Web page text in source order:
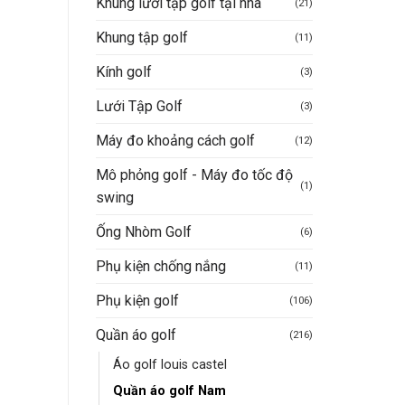
(21)
Khung tập golf (11)
Kính golf (3)
Lưới Tập Golf (3)
Máy đo khoảng cách golf (12)
Mô phỏng golf - Máy đo tốc độ
swing
(1)
Ống Nhòm Golf (6)
Phụ kiện chống nắng (11)
Phụ kiện golf (106)
Quần áo golf (216)
Áo golf louis castel
Quần áo golf Nam
hạng55
gốc
790.000VND.
hiện
Mua hàng nhanh
hạng
Mua hàng nhanh